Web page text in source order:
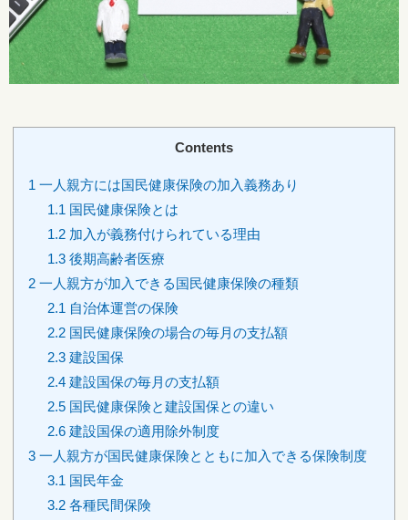
Contents
1 一人親方には国民健康保険の加入義務あり
1.1 国民健康保険とは
1.2 加入が義務付けられている理由
1.3 後期高齢者医療
2 一人親方が加入できる国民健康保険の種類
2.1 自治体運営の保険
2.2 国民健康保険の場合の毎月の支払額
2.3 建設国保
2.4 建設国保の毎月の支払額
2.5 国民健康保険と建設国保との違い
2.6 建設国保の適用除外制度
3 一人親方が国民健康保険とともに加入できる保険制度
3.1 国民年金
3.2 各種民間保険